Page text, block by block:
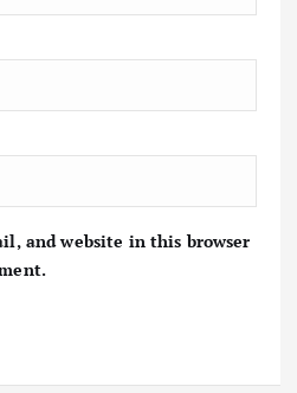
and website in this browser